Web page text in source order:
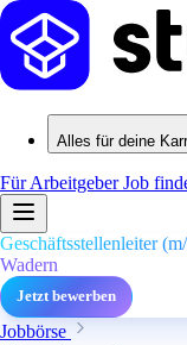
Alles für deine
Für ArbeitgeberJob
Geschäftsstellenleiter
Wadern
Jetzt bewerben
Jobbörse